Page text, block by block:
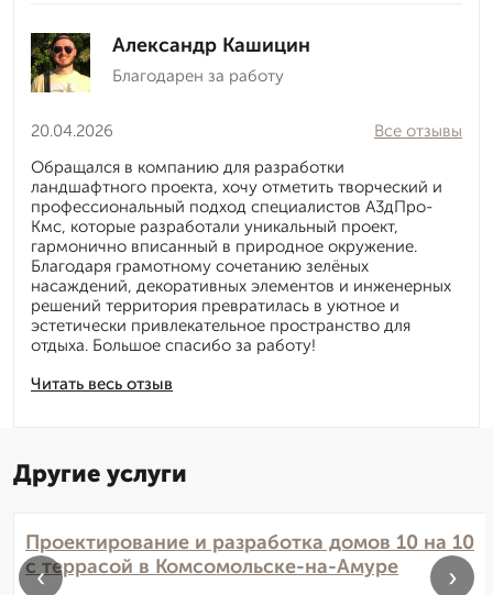
Александр Кашицин
Благодарен за работу
20.04.2026
Читать весь отзыв
Все отзывы
Обращался в компанию для разработки
ландшафтного проекта, хочу отметить творческий и
профессиональный подход специалистов А3дПро-
Кмс, которые разработали уникальный проект,
гармонично вписанный в природное окружение.
Благодаря грамотному сочетанию зелёных
насаждений, декоративных элементов и инженерных
решений территория превратилась в уютное и
эстетически привлекательное пространство для
отдыха. Большое спасибо за работу!
Другие услуги
Проектирование и разработка домов 10 на 10
с террасой в Комсомольске-на-Амуре
‹ ›